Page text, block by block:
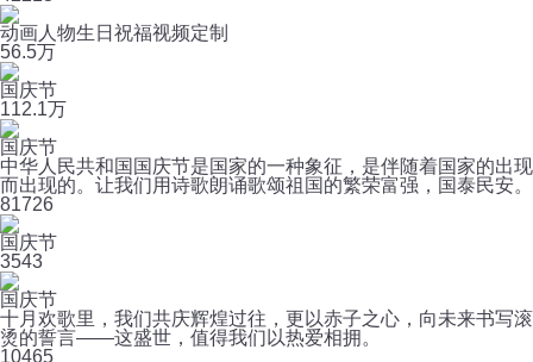
动画人物生日祝福视频定制
56.5万
国庆节
112.1万
国庆节
中华人民共和国国庆节是国家的一种象征，是伴随着国家的出现
而出现的。让我们用诗歌朗诵歌颂祖国的繁荣富强，国泰民安。
81726
国庆节
3543
国庆节
十月欢歌里，我们共庆辉煌过往，更以赤子之心，向未来书写滚
烫的誓言——这盛世，值得我们以热爱相拥。
10465